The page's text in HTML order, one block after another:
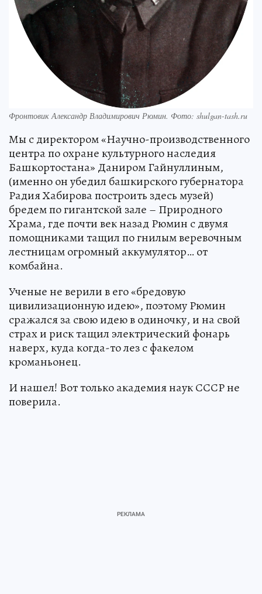
Фронтовик Александр Владимирович Рюмин. Фото: shulgan-tash.ru
Мы с директором «Научно-производственного
центра по охране культурного наследия
Башкортостана» Даниром Гайнуллиным,
(именно он убедил башкирского губернатора
Радия Хабирова построить здесь музей)
бредем по гигантской зале – Природного
Храма, где почти век назад Рюмин с двумя
помощниками тащил по гнилым веревочным
лестницам огромный аккумулятор… от
комбайна.
Ученые не верили в его «бредовую
цивилизационную идею», поэтому Рюмин
сражался за свою идею в одиночку, и на свой
страх и риск тащил электрический фонарь
наверх, куда когда-то лез с факелом
кроманьонец.
И нашел! Вот только академия наук СССР не
поверила.